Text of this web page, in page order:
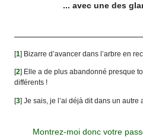
... avec une des
[1] Bizarre d’avancer dans l’arbre en
[2] Elle a de plus abandonné presque
différents !
[3]Je sais, je l’ai déjà dit dans un autre
Montrez-moi donc votre